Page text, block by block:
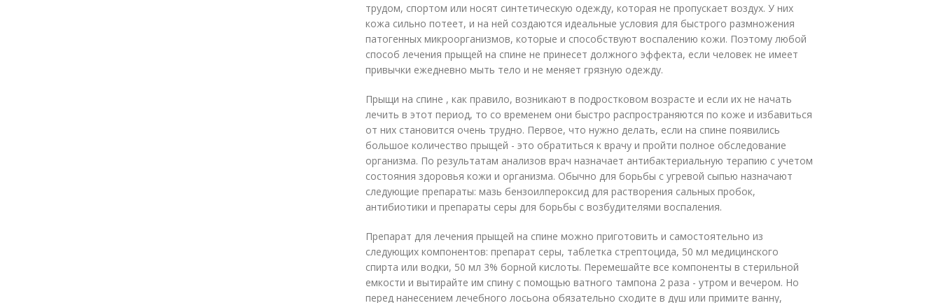
трудом, спортом или носят синтетическую одежду, которая не пропускает воздух. У них
кожа сильно потеет, и на ней создаются идеальные условия для быстрого размножения
патогенных микроорганизмов, которые и способствуют воспалению кожи. Поэтому любой
способ лечения прыщей на спине не принесет должного эффекта, если человек не имеет
привычки ежедневно мыть тело и не меняет грязную одежду.
Прыщи на спине , как правило, возникают в подростковом возрасте и если их не начать
лечить в этот период, то со временем они быстро распространяются по коже и избавиться
от них становится очень трудно. Первое, что нужно делать, если на спине появились
большое количество прыщей - это обратиться к врачу и пройти полное обследование
организма. По результатам анализов врач назначает антибактериальную терапию с учетом
состояния здоровья кожи и организма. Обычно для борьбы с угревой сыпью назначают
следующие препараты: мазь бензоилпероксид для растворения сальных пробок,
антибиотики и препараты серы для борьбы с возбудителями воспаления.
Препарат для лечения прыщей на спине можно приготовить и самостоятельно из
следующих компонентов: препарат серы, таблетка стрептоцида, 50 мл медицинского
спирта или водки, 50 мл 3% борной кислоты. Перемешайте все компоненты в стерильной
емкости и вытирайте им спину с помощью ватного тампона 2 раза - утром и вечером. Но
перед нанесением лечебного лосьона обязательно сходите в душ или примите ванну,